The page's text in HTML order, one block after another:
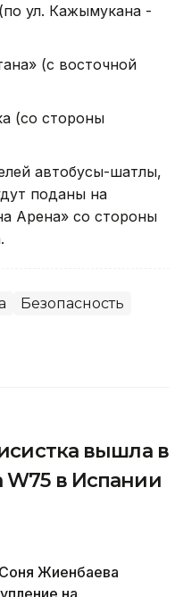
ул. Кажымукана -
(с восточной
(со стороны
автобусы-шатлы,
поданы на
Арена» со стороны
Безопасность
вышла в
в Испании
Жиенбаева
на